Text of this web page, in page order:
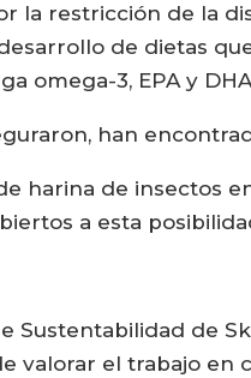
la restricción de la
de dietas
omega-3, EPA y
han
harina de insectos
a esta
Sustentabilidad de
valorar el trabajo